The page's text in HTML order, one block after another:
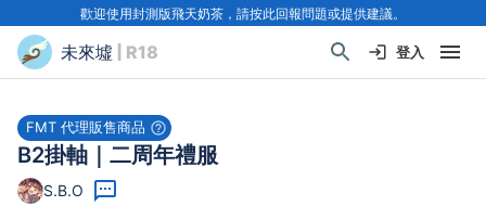
歡迎使用封測版飛天奶茶，請按此回報問題或提供建議。
未來墟 | R18 登入
FMT 代理販售商品
B2掛軸｜二周年禮服
S.B.O